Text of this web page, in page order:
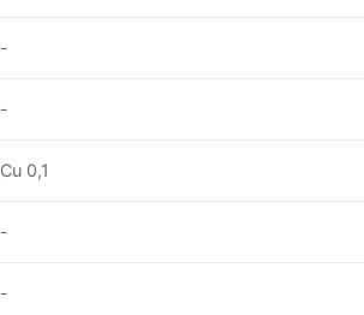
-
-
Cu 0,1
-
-